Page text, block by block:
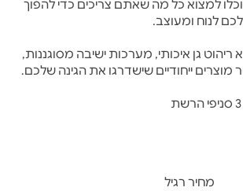
למצוא כל מה שאתם צריכים כדי להפוך
לנוח ומעוצב.
גן איכותי, מערכות ישיבה מסוגננות,
מוצרים ייחודיים שישדרגו את הגינה שלכם.
מחיר רגיל